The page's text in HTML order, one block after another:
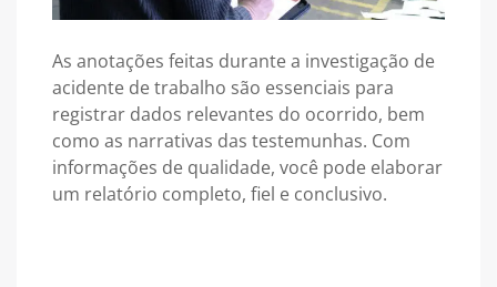
As anotações feitas durante a investigação de
acidente de trabalho são essenciais para
registrar dados relevantes do ocorrido, bem
como as narrativas das testemunhas. Com
informações de qualidade, você pode elaborar
um relatório completo, fiel e conclusivo.